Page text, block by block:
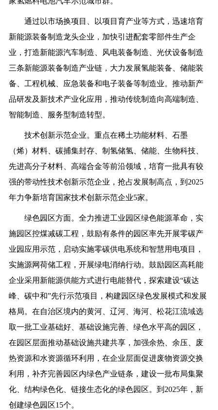
通过以市场换项目、以项目育产业等方式，迅速培育
新能源装备制造龙头企业，加快引进配套零部件生产企
业，打造新能源汽车制造、风电装备制造、光伏设备制造
三条新能源装备制造产业链，大力发展氢能装备、 储能装
备、工程机械、应急装备和电子装备等制造业。推动新产
品研发及新技术产业化应用，推动传统制造向高端制造、
智能制造、服务型制造转型。
技术创新示范企业。重点在稀土功能材料、石墨
（烯）材料、碳捕集封存、制氢储氢、储能、生物科技、
先进高分子材料、高端合金等前沿领域，培育一批具有较
强的带动性技术创新示范企业，抢占发展制高点，到2025
年力争新培育国家技术创新示范企业5家。
绿色园区方面。全力推进工业园区绿色能源革命，实
施园区控煤减碳工程，鼓励有条件的园区率先开展零碳产
业园应用示范，启动实施零碳供电系统和智慧用电项目，
实施源网荷储工程，开展绿电消纳行动。鼓励园区高耗能
企业采用新能源供能方式进行电能替代，探索建设“碳达
峰、碳中和”先行示范项目，构建园区绿色发展模式和发展
格局。在自治区境内的黄河、辽河、海河、松花江流域选
取一批工业基础好、基础设施完善、绿色水平高的园区，
在园区层面推动基础设施共建共享，加强余热、余压、废
热资源和水资源循环利用，在企业层面促进废物资源交换
利用，补齐完善园区内绿色产业链条，建设一批布局集聚
化、结构绿色化、链接生态化的绿色园区。到2025年，新
创建绿色园区15个。